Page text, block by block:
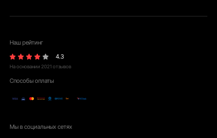
Наш рейтинг
4.3
На основании 2021 отзывов
Способы оплаты
Мы в социальных сетях